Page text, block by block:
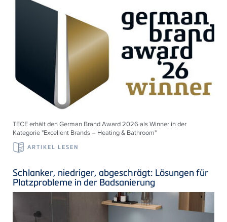
TECE erhält den German Brand Award 2026 als Winner in der
Kategorie "Excellent Brands – Heating & Bathroom"
ARTIKEL LESEN
Schlanker, niedriger, abgeschrägt: Lösungen für
Platzprobleme in der Badsanierung